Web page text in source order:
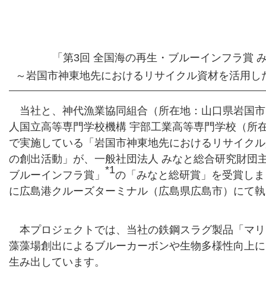
「第3回 全国海の再生・ブルーインフラ賞
～岩国市神東地先におけるリサイクル資材を活用
当社と、神代漁業協同組合（所在地：山口県岩国
人国立高等専門学校機構 宇部工業高等専門学校（所
で実施している「岩国市神東地先におけるリサイク
の創出活動」が、一般社団法人 みなと総合研究財団
ブルーインフラ賞」 *1の「みなと総研賞」を受賞し
に広島港クルーズターミナル（広島県広島市）にて
本プロジェクトでは、当社の鉄鋼スラグ製品「マ
藻藻場創出によるブルーカーボンや生物多様性向上
生み出しています。